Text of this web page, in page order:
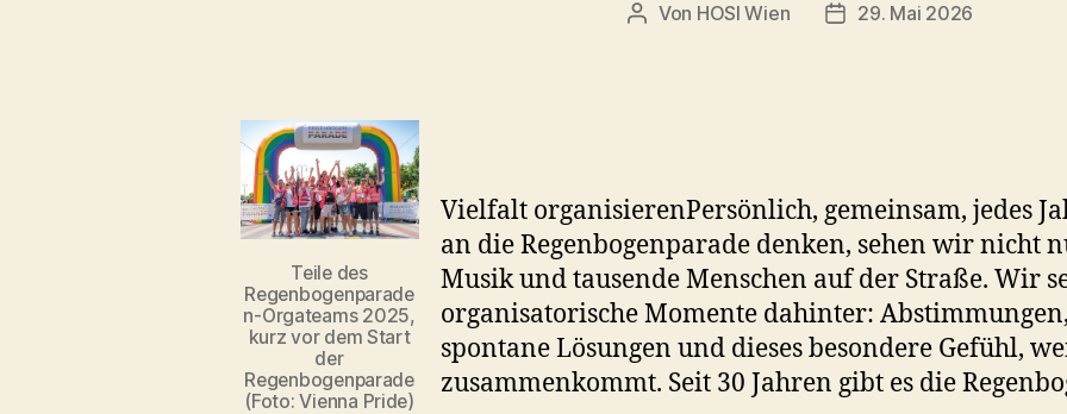
Beitragsautor
Von HOSI Wien Beitragsdatum
29. Mai 2026
Teile des
Regenbogenparade
n-Orgateams 2025,
kurz vor dem Start
der
Regenbogenparade
(Foto: Vienna Pride)
Vielfalt organisierenPersönlich, gemeinsam, jedes
an die Regenbogenparade denken, sehen wir nicht
Musik und tausende Menschen auf der Straße. Wir
organisatorische Momente dahinter:
spontane Lösungen und dieses besondere Gefühl,
zusammenkommt. Seit 30 Jahren gibt es die